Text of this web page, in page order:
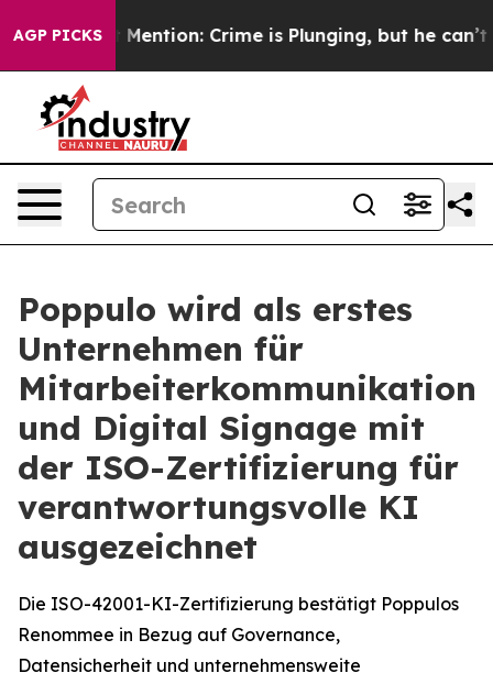
AGP PICKS
Won’t Mention: Crime is Plunging, but he can’t
Poppulo wird als erstes
Unternehmen für
Mitarbeiterkommunikation
und Digital Signage mit
der ISO-Zertifizierung für
verantwortungsvolle KI
ausgezeichnet
Die ISO-42001-KI-Zertifizierung bestätigt Poppulos
Renommee in Bezug auf Governance,
Datensicherheit und unternehmensweite